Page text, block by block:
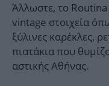
Άλλωστε, το
vintage στοιχεία
ξύλινες καρέκλες,
πιατάκια που
αστικής Αθήνας.